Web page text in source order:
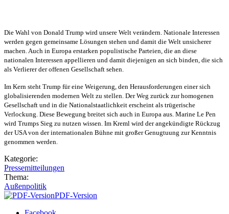
Die Wahl von Donald Trump wird unsere Welt verändern. Nationale Interessen
werden gegen gemeinsame Lösungen stehen und damit die Welt unsicherer
machen. Auch in Europa erstarken populistische Parteien, die an diese
nationalen Interessen appellieren und damit diejenigen an sich binden, die sich
als Verlierer der offenen Gesellschaft sehen.
Im Kern steht Trump für eine Weigerung, den Herausforderungen einer sich
globalisierenden modernen Welt zu stellen. Der Weg zurück zur homogenen
Gesellschaft und in die Nationalstaatlichkeit erscheint als trügerische
Verlockung. Diese Bewegung breitet sich auch in Europa aus. Marine Le Pen
wird Trumps Sieg zu nutzen wissen. Im Kreml wird der angekündigte Rückzug
der USA von der internationalen Bühne mit großer Genugtuung zur Kenntnis
genommen werden.
Kategorie:
Pressemitteilungen
Thema:
Außenpolitik
PDF-Version